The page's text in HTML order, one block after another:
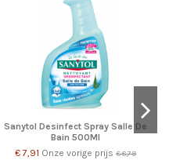
Sanytol Desinfect Spray Salle De
Bain 500Ml
€ 7,91 Onze vorige prijs € 8,79